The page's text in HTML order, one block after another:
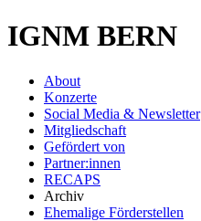
IGNM BERN
About
Konzerte
Social Media & Newsletter
Mitgliedschaft
Gefördert von
Partner:innen
RECAPS
Archiv
Ehemalige Förderstellen